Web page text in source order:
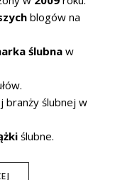
blogów na
ślubnaw
ślubnej w
ślubne.